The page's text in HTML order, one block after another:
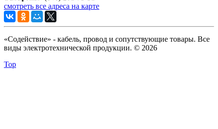
смотреть все адреса на карте
«Содействие» - кабель, провод и сопутствующие товары. Все
виды электротехнической продукции. © 2026
Top